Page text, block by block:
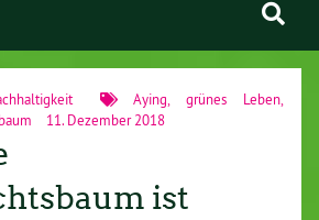
Aying ,grünes Leben
11. Dezember 2018
ist